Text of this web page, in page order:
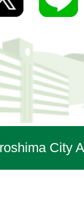
City